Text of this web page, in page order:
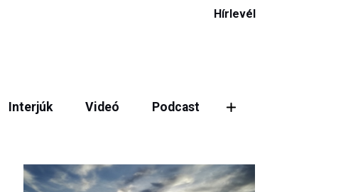
Hírlevél
Interjúk Videó Podcast